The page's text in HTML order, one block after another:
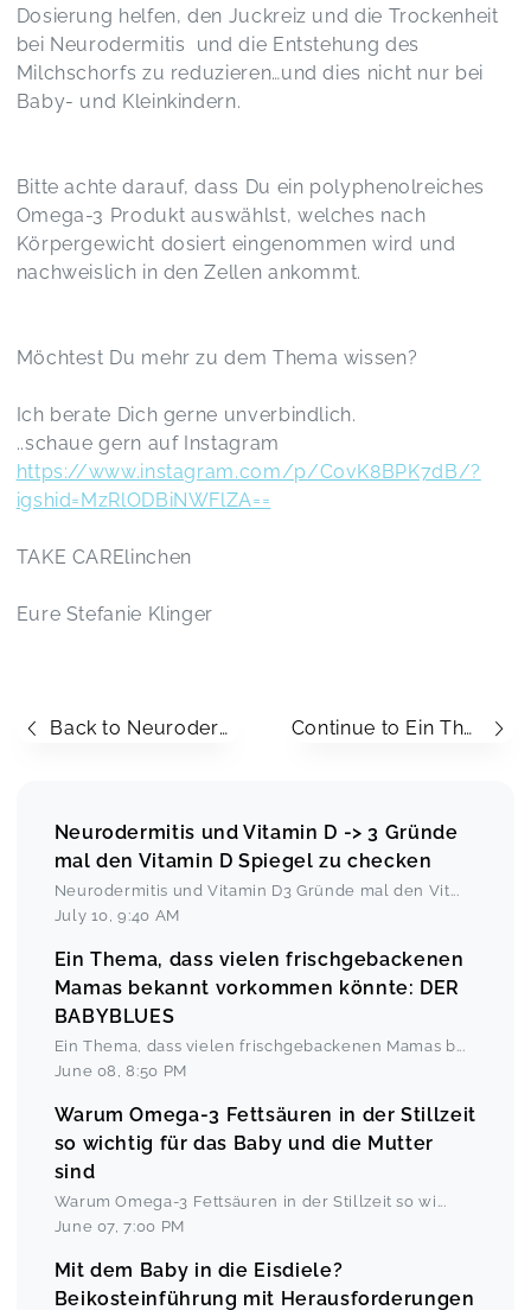
Dosierung helfen, den Juckreiz und die Trockenheit
bei Neurodermitis und die Entstehung des
Milchschorfs zu reduzieren…und dies nicht nur bei
Baby- und Kleinkindern.
Bitte achte darauf, dass Du ein polyphenolreiches
Omega-3 Produkt auswählst, welches nach
Körpergewicht dosiert eingenommen wird und
nachweislich in den Zellen ankommt.
Möchtest Du mehr zu dem Thema wissen?
Ich berate Dich gerne unverbindlich.
..schaue gern auf Instagram
https://www.instagram.com/p/CovK8BPK7dB/?
igshid=MzRlODBiNWFlZA==
TAKE CARElinchen
Eure Stefanie Klinger
Back to Neurodermitis und Vitamin D -> 3 Gründe mal den Vitamin D Spiegel zu checken Continue to Ein Thema, dass vielen frischgebackenen Mamas bekannt vorkommen könnte: DER BABYBLUES
Neurodermitis und Vitamin D -> 3 Gründe
mal den Vitamin D Spiegel zu checken
Neurodermitis und Vitamin D3 Gründe mal den Vit...
July 10 ,9:40 AM
Ein Thema, dass vielen frischgebackenen
Mamas bekannt vorkommen könnte: DER
BABYBLUES
Ein Thema, dass vielen frischgebackenen Mamas b...
June 08 ,8:50 PM
Warum Omega-3 Fettsäuren in der Stillzeit
so wichtig für das Baby und die Mutter
sind
Warum Omega-3 Fettsäuren in der Stillzeit so wi ...
June 07 ,7:00 PM
Mit dem Baby in die Eisdiele?
Beikosteinführung mit Herausforderungen